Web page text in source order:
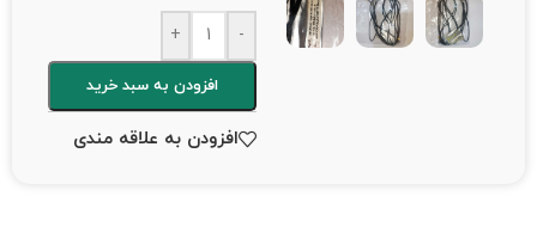
-
+
افزودن به سبد خرید
افزودن به علاقه مندی